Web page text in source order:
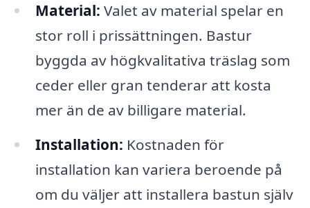
Material: Valet av material spelar en
stor roll i prissättningen. Bastur
byggda av högkvalitativa träslag som
ceder eller gran tenderar att kosta
mer än de av billigare material.
Installation: Kostnaden för
installation kan variera beroende på
om du väljer att installera bastun själv